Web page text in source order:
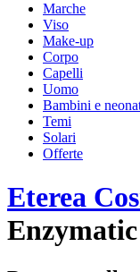
Marche
Viso
Make-up
Corpo
Capelli
Uomo
Bambini e
Temi
Solari
Offerte
Eterea